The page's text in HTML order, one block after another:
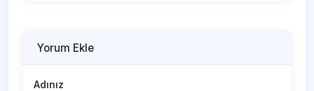
Yorum Ekle
Adınız